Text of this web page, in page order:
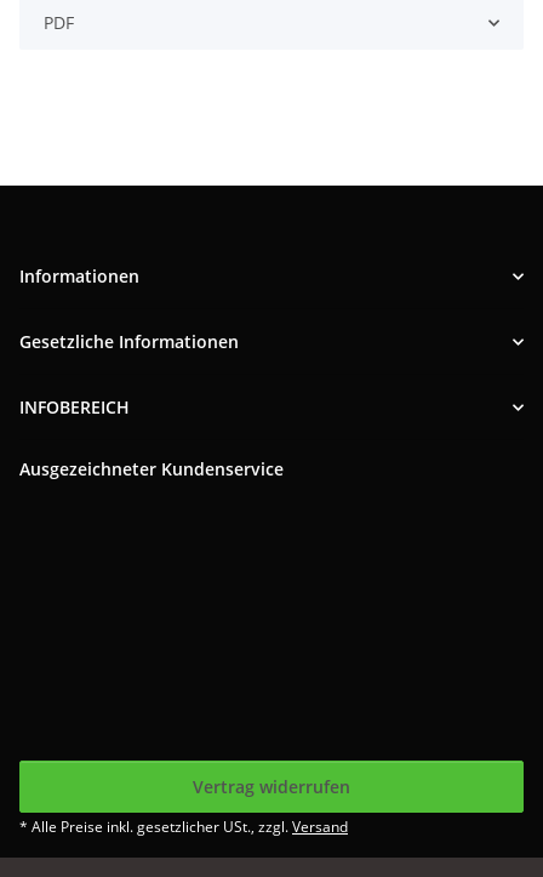
PDF
Informationen
Gesetzliche Informationen
INFOBEREICH
Ausgezeichneter Kundenservice
Vertrag widerrufen
* Alle Preise inkl. gesetzlicher USt., zzgl.Versand